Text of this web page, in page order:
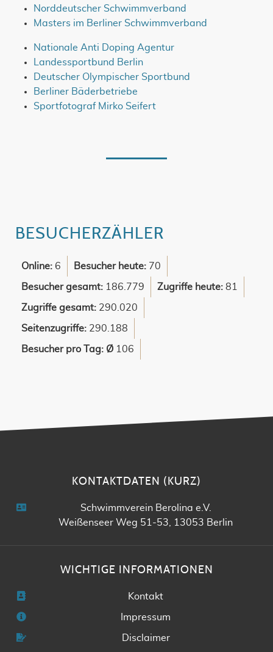
Norddeutscher Schwimmverband
Masters im Berliner Schwimmverband
Nationale Anti Doping Agentur
Landessportbund Berlin
Deutscher Olympischer Sportbund
Berliner Bäderbetriebe
Sportfotograf Mirko Seifert
BESUCHERZÄHLER
Online: 6 Besucher heute: 70
Besucher gesamt: 186.779 Zugriffe heute: 81
Zugriffe gesamt: 290.020
Seitenzugriffe: 290.188
Besucher pro Tag: Ø 106
KONTAKTDATEN (KURZ)
Schwimmverein Berolina e.V.
Weißenseer Weg 51-53, 13053 Berlin
WICHTIGE INFORMATIONEN
Kontakt
Impressum
Disclaimer